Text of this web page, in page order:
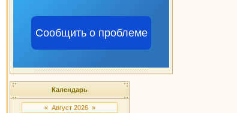
Сообщить о проблеме
Календарь
« Август 2026 »